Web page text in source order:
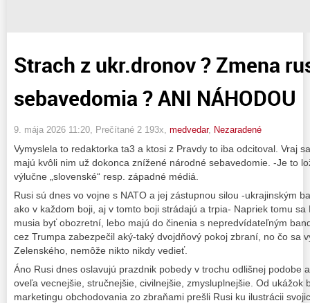
Strach z ukr.dronov ? Zmena
sebavedomia ? ANI NÁHODOU
9. mája 2026 11:20 , Prečítané 2 193x, medvedar, Nezaradené
Vymyslela to redaktorka ta3 a ktosi z Pravdy to iba odcitoval. Vraj
majú kvôli nim už dokonca znížené národné sebavedomie. -Je to
výlučne „slovenské“ resp. západné médiá.
Rusi sú dnes vo vojne s NATO a jej zástupnou silou -ukrajinským
ako v každom boji, aj v tomto boji strádajú a trpia- Napriek tomu
musia byť obozretní, lebo majú do činenia s nepredvídateľným
cez Trumpa zabezpečil aký-taký dvojdňový pokoj zbraní, no čo sa
Zelenského, nemôže nikto nikdy vedieť.
Áno Rusi dnes oslavujú prazdnik pobedy v trochu odlišnej podobe
oveľa vecnejšie, stručnejšie, civilnejšie, zmysluplnejšie. Od ukážok
marketingu obchodovania zo zbraňami prešli Rusi ku ilustrácii